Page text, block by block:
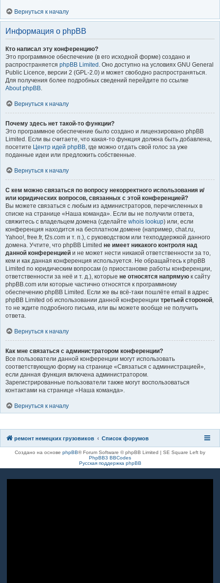
Вернуться к началу
Информация о phpBB
Кто написал эту конференцию?
Это программное обеспечение (в его исходной форме) создано и
распространяется phpBB Limited . Оно доступно на условиях GNU General
Public Licence, версии 2 (GPL-2.0) и может свободно распространяться.
Для получения более подробных сведений перейдите по ссылке
About phpBB
Вернуться к началу
Почему здесь нет такой-то функции?
Это программное обеспечение было создано и лицензировано phpBB
Limited. Если вы считаете, что какая-то функция должна быть добавлена,
посетите Центр идей phpBB , где можно отдать свой голос за уже
поданные идеи или предложить собственные.
Вернуться к началу
С кем можно связаться по вопросу некорректного использования и/
или юридических вопросов, связанных с этой конференцией?
Вы можете связаться с любым из администраторов, перечисленных в
списке на странице «Наша команда». Если вы не получили ответа,
свяжитесь с владельцем домена (сделайте whois lookup) или, если
конференция находится на бесплатном домене (например, chat.ru,
Yahoo!, free.fr, f2s.com и т. п.), с руководством или техподдержкой данного
домена. Учтите, что phpBB Limited не имеет никакого контроля над
данной конференцией и не может нести никакой ответственности за то,
кем и как данная конференция используется. Не обращайтесь к phpBB
Limited по юридическим вопросам (о приостановке работы конференции,
ответственности за неё и т. д.), которые не относятся напрямую к сайту
phpBB.com или которые частично относятся к программному
обеспечению phpBB Limited. Если же вы всё-таки пошлёте email в адрес
phpBB Limited об использовании данной конференции третьей стороной
то не ждите подробного письма, или вы можете вообще не получить
ответа.
Вернуться к началу
Как мне связаться с администратором конференции?
Все пользователи данной конференции могут использовать
соответствующую форму на странице «Связаться с администрацией»,
если данная функция включена администратором.
Зарегистрированные пользователи также могут воспользоваться
контактами на странице «Наша команда».
Вернуться к началу
ремонт немецких грузовиков Список форумов
Создано на основе phpBB® Forum Software © phpBB Limited | SE Square Left by
PhpBB3 BBCodes
Русская поддержка phpBB